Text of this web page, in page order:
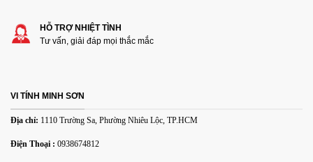
Các định dạng ảnh được chấp nhận: jpg,png.
Email*
HỖ TRỢ NHIỆT TÌNH
Tư vấn, giải đáp mọi thắc mắc
VI TÍNH MINH SƠN
Địa chỉ: 1110 Trường Sa, Phường Nhiêu Lộc, TP.HCM
Điện Thoại : 0938674812